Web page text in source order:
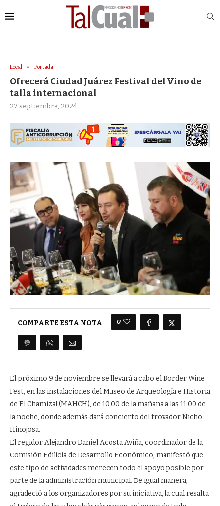
Local Portada
Ofrecerá Ciudad Juárez Festival del Vino de
talla internacional
27 septiembre, 2024
COMPARTE ESTA NOTA 0
El próximo 9 de noviembre se llevará a cabo el Border Wine
Fest, en las instalaciones del Museo de Arqueología e Historia
de El Chamizal (MAHCH), de 10:00 de la mañana a las 11:00 de
la noche, donde además dará concierto del trovador Nicho
Hinojosa.
El regidor Alejandro Daniel Acosta Aviña, coordinador de la
Comisión Edilicia de Desarrollo Económico, manifestó que
este tipo de actividades merecen todo el apoyo posible por
parte de la administración municipal. De igual manera,
agradeció a los organizadores por su iniciativa, la cual resalta